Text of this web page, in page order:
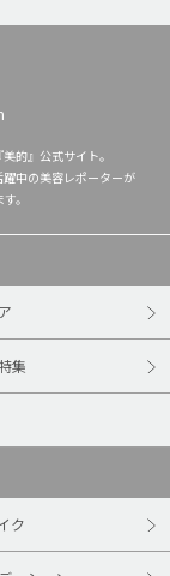
的』公式サイト。
中の美容レポーターが
。
集
ク